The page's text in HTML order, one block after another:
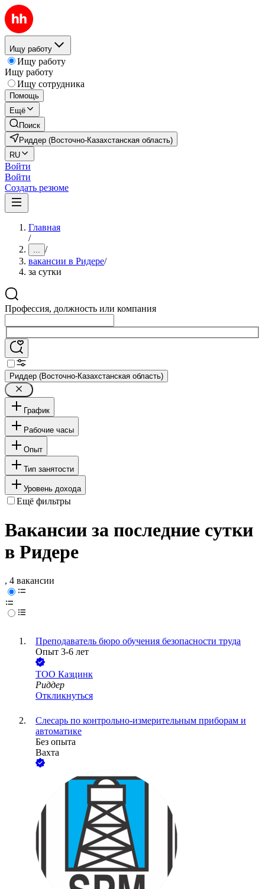
Ищу работу
Ищу работу
Ищу работу
Ищу сотрудника
Помощь
Ещё
Поиск
Риддер (Восточно-Казахстанская область)
RU
Войти
Войти
Создать резюме
Главная
/
... /
вакансии в Ридере/
за сутки
Профессия, должность или компания
Риддер (Восточно-Казахстанская область)
График
Рабочие часы
Опыт
Тип занятости
Уровень дохода
Ещё фильтры
Вакансии за последние сутки
в Ридере
, 4 вакансии
Преподаватель бюро обучения безопасности труда
Опыт 3-6 лет
ТОО Казцинк
Риддер
Откликнуться
Слесарь по контрольно-измерительным приборам и
автоматике
Без опыта
Вахта